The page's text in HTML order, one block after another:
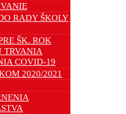
RADY ŠKOLY
ŠK. ROK
TRVANIA
COVID-19
2020/2021